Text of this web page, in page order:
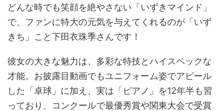
どんな時でも笑顔を絶やさない「いずきマインド」
で、ファンに特大の元気を与えてくれるのが「いず
きち」こと下田衣珠季さんです！
彼女の大きな魅力は、多彩な特技とハイスペックな
才能。お披露目動画でもユニフォーム姿でアピール
した「卓球」に加え、実は「ピアノ」を12年半も習
っており、コンクールで最優秀賞や関東大会で受賞